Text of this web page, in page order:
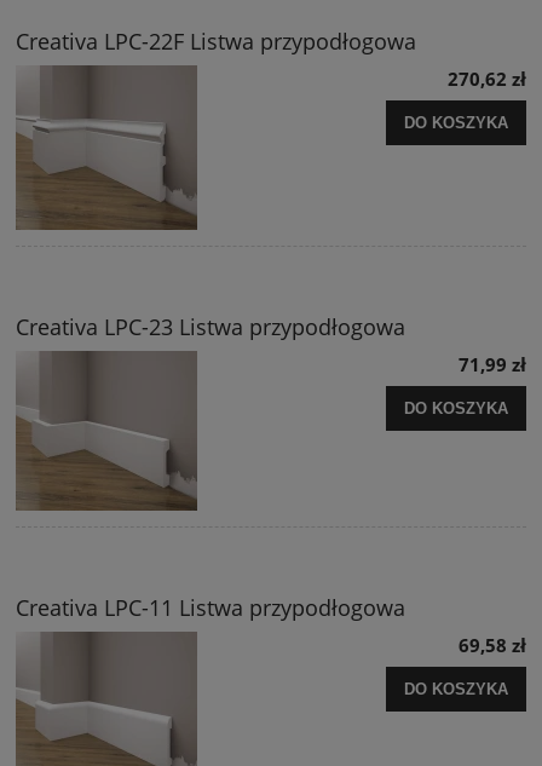
Creativa LPC-22F Listwa przypodłogowa
270,62 zł
DO KOSZYKA
Creativa LPC-23 Listwa przypodłogowa
71,99 zł
DO KOSZYKA
Creativa LPC-11 Listwa przypodłogowa
69,58 zł
DO KOSZYKA